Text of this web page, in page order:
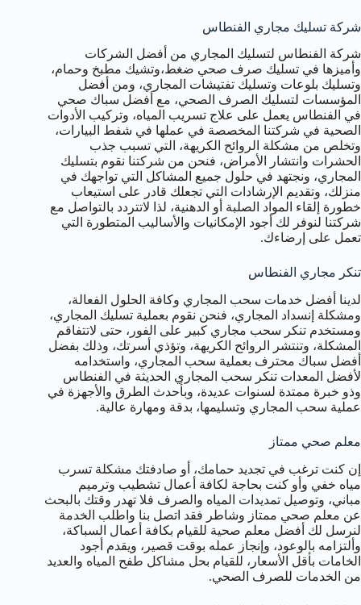
شركة تسليك مجاري الفنطاس
شركة الفنطاس لتسليك المجاري من أفضل الشركات
وأميزها في تسليك صرف صحي ضغط،وتشيك مطبخ وحمام،
وتسليك بلوعات وتسليك تفتيشات المجاري، ومن أفضل
المؤسسات لتسليك الصرف الصحي، مع أفضل سباك صحي
في الفنطاس يعمل على علاج تسريب المياه، وتركيب الأدوات
الصحية في شركتنا المخصصة في عملها في شفط البيارات،
وتخلص من مشكلة الروائح الكريهة، التي تسبب جذب
الحشرات وانتشار الأمراض، فنحن من شركتنا نقوم بتسليك
المجاري، ونجتهد في حلول جميع المشاكل التي تواجهك في
منزلك، وتقديم الإرشادات التي تجعلك قادر على استيعاب
خطورة إلقاء المواد الصلبة أو الدهنية، لذا لاتتردد بالتواصل مع
شركتنا لنوفر لك أجود الإمكانيات والأساليب المتطورة التي
تعمل على إرضاءك.
تنكر مجاري الفنطاس
لدينا أفضل خدمات سحب المجاري وكافة الحلول الفعالة،
ومشكلة إنسداد المجاري، فنحن نقوم بعملية تسليك المجاري،
ومستخدم تنكر سحب مجاري كبير على الفور، حتى لاتتفاقم
المشكلة، وتنتشر الروائح الكريهة، وتؤذي أسرتك، وذلك بفضل
أفضل سباك محترف بعملية سحب المجاري، واستخدامه
لأفضل المعدات تنكر سحب المجاري الحديثة في الفنطاس
وذو خبرة ممتدة لسنوات عديدة، وبأحدث الطرق والأجهزة في
عملية سحب المجاري وتسليمها، بدقة ومهارة عالية.
معلم صحي ممتاز
إن كنت ترغب في تجديد حمامك، أو صادفتك مشكلة تسرب
مياه خفي وأو كنت بحاجة لكافة أعمال تشطيب وترميم
مباني، وتوصيل تمديدات المياه والصرف فلا تهدر وقتك بالبحث
عن معلم صحي ممتاز وشاطر فقد اتصل بنا واطلب الخدمة
لنرسل لك أفضل معلم صحية للقيام بكافة أعمال السباكة،
وألتزامه بالوعود، وإنجاز عمله بوقت قصير، ويقدم أجود
الخامات بأقل الأسعار، للقيام بحل مشاكل طفح المياه والعديد
من الخدمات للصرف الصحي.